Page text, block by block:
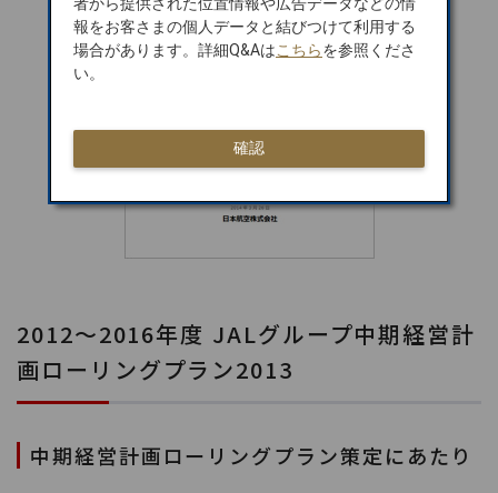
2012～2016年度 JALグループ中期経営計
画ローリングプラン2013
中期経営計画ローリングプラン策定にあたり
報をお客さまの個人データと結びつけて利用する
場合があります。詳細Q&Aはこちらを参照くださ
い。
確認